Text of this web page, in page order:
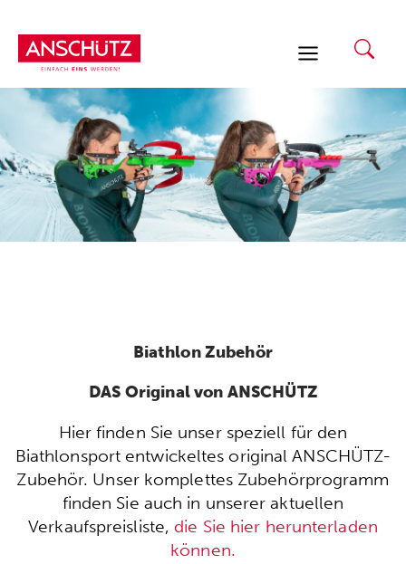
Inhalt
springen
Biathlon Zubehör
DAS Original von ANSCHÜTZ
Hier finden Sie unser speziell für den
Biathlonsport entwickeltes original ANSCHÜTZ-
Zubehör. Unser komplettes Zubehörprogramm
finden Sie auch in unserer aktuellen
Verkaufspreisliste, die Sie hier herunterladen
können.